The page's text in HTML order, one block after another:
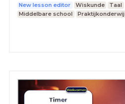
New lesson editor Wiskunde Taal
Middelbare school